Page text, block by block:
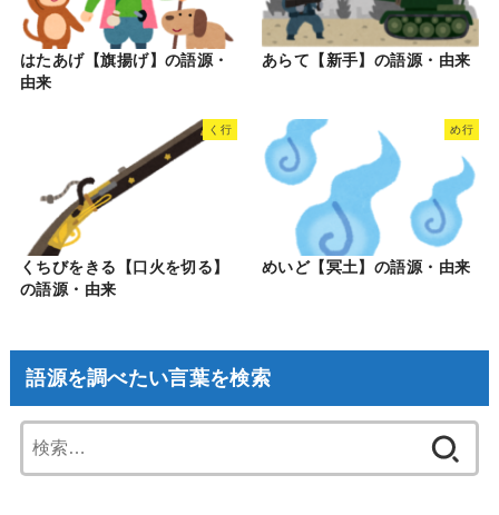
はたあげ【旗揚げ】の語源・
由来
あらて【新手】の語源・由来
く行
くちびをきる【口火を切る】
の語源・由来
め行
めいど【冥土】の語源・由来
語源を調べたい言葉を検索
索: